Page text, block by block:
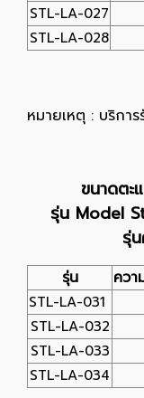
STL-LA-027
STL-LA-028
หมายเหตุ : บริกา
ขนาดตะ
รุ่น Model
รุ่
รุ่น ควา
STL-LA-031
STL-LA-032
STL-LA-033
STL-LA-034